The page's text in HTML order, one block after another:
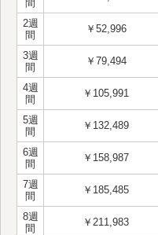
間
2週
間
￥52,996
3週
間
￥79,494
4週
間
￥105,991
5週
間
￥132,489
6週
間
￥158,987
7週
間
￥185,485
8週
間
￥211,983